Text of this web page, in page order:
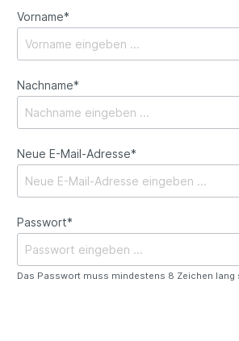
Vorname*
Nachname*
Neue E-Mail-Adresse*
Passwort*
Das Passwort muss mindestens 8 Zeichen lang